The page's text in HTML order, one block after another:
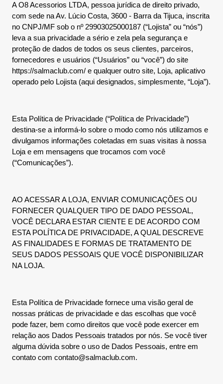
A O8 Acessorios LTDA, pessoa jurídica de direito privado,
com sede na Av. Lúcio Costa, 3600 - Barra da Tijuca, inscrita
no CNPJ/MF sob o nº 29903025000187 (“Lojista” ou “nós”)
leva a sua privacidade a sério e zela pela segurança e
proteção de dados de todos os seus clientes, parceiros,
fornecedores e usuários (“Usuários” ou “você”) do site
https://salmaclub.com/ e qualquer outro site, Loja, aplicativo
operado pelo Lojista (aqui designados, simplesmente, “Loja”).
Esta Política de Privacidade (“Política de Privacidade”)
destina-se a informá-lo sobre o modo como nós utilizamos e
divulgamos informações coletadas em suas visitas à nossa
Loja e em mensagens que trocamos com você
(“Comunicações”).
AO ACESSAR A LOJA, ENVIAR COMUNICAÇÕES OU
FORNECER QUALQUER TIPO DE DADO PESSOAL,
VOCÊ DECLARA ESTAR CIENTE E DE ACORDO COM
ESTA POLÍTICA DE PRIVACIDADE, A QUAL DESCREVE
AS FINALIDADES E FORMAS DE TRATAMENTO DE
SEUS DADOS PESSOAIS QUE VOCÊ DISPONIBILIZAR
NA LOJA.
Esta Política de Privacidade fornece uma visão geral de
nossas práticas de privacidade e das escolhas que você
pode fazer, bem como direitos que você pode exercer em
relação aos Dados Pessoais tratados por nós. Se você tiver
alguma dúvida sobre o uso de Dados Pessoais, entre em
contato com contato@salmaclub.com.